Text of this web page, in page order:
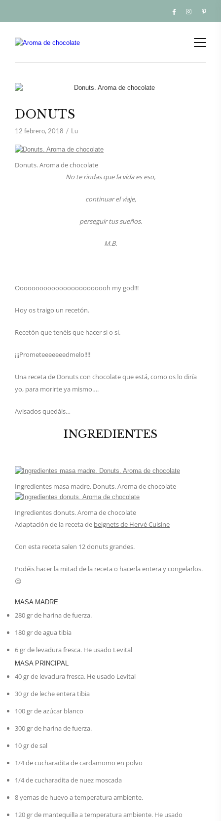
DONUTS
12 febrero, 2018 Lu
Donuts. Aroma de chocolate
No te rindas que la vida es eso,
continuar el viaje,
perseguir tus sueños.
M.B.
Oooooooooooooooooooooooh my god!!!
Hoy os traigo un recetón.
Recetón que tenéis que hacer si o si.
¡¡¡Prometeeeeeeedmelo!!!!
Una receta de Donuts con chocolate que está, como os lo diría
yo, para morirte ya mismo….
Avisados quedáis…
INGREDIENTES
Ingredientes masa madre. Donuts. Aroma de chocolate
Ingredientes donuts. Aroma de chocolate
Adaptación de la receta de beignets de Hervé Cuisine
Con esta receta salen 12 donuts grandes.
Podéis hacer la mitad de la receta o hacerla entera y congelarlos.
😉
MASA MADRE
280grde harina de fuerza.
180grde agua tibia
6grde levadura fresca. He usado Levital
MASA PRINCIPAL
40grde levadura fresca. He usado Levital
30grde leche entera tibia
100grde azúcar blanco
300grde harina de fuerza.
10grde sal
1/4de cucharadita de cardamomo en polvo
1/4de cucharadita de nuez moscada
8yemasde huevo a temperatura ambiente.
120grde mantequilla a temperatura ambiente. He usado